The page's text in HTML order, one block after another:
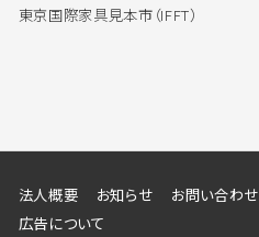
東京国際家具見本市（IFFT）
法人概要 お知らせ お問い合わせ
広告について